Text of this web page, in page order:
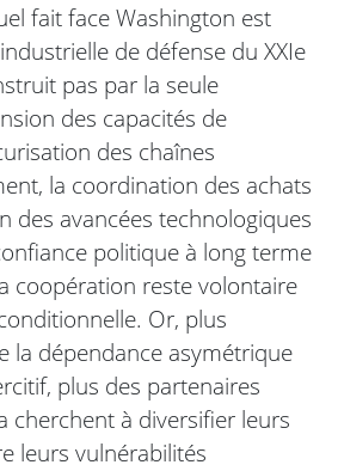
fait face Washington est
de défense du XXIe
pas par la seule
des capacités de
des chaînes
la coordination des achats
des avancées technologiques
politique à long terme
coopération reste volontaire
Or, plus
la dépendance asymétrique
plus des partenaires
cherchent à diversifier leurs
leurs vulnérabilités